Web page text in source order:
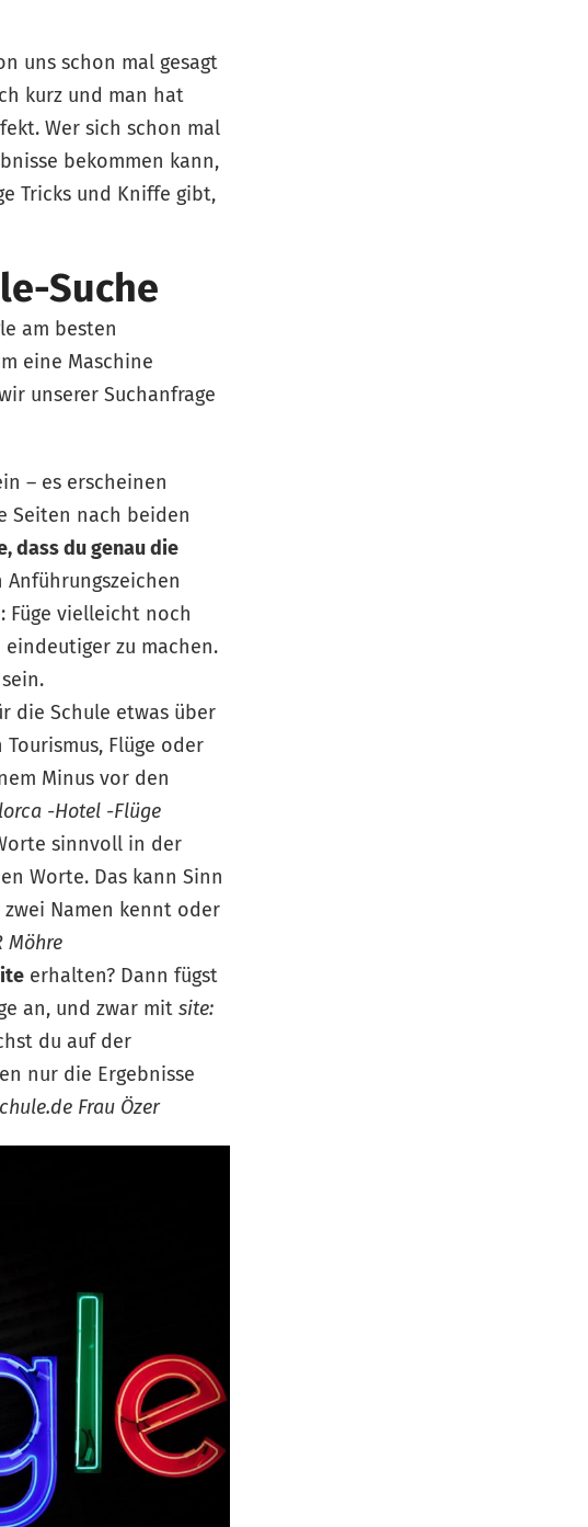
uns schon mal gesagt
kurz und man hat
Wer sich schon mal
bekommen kann,
Tricks und Kniffe gibt,
Suche
am besten
eine Maschine
unserer Suchanfrage
– es erscheinen
Seiten nach beiden
dass du genau die
Füge vielleicht noch
zu machen.
die Schule etwas über
Flüge oder
Minus vor den
-Hotel -Flüge
sinnvoll in der
Worte. Das kann Sinn
Namen kennt oder
Möhre
erhalten? Dann fügst
an, und zwar mit site:
du auf der
nur die Ergebnisse
Frau Özer